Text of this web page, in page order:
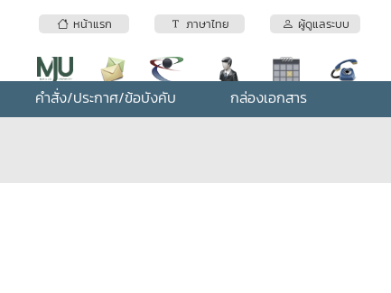
หน้าแรก ภาษาไทย ผู้ดูแลระบบ
คำสั่ง/ประกาศ/ข้อบังคับ กล่องเอกสาร